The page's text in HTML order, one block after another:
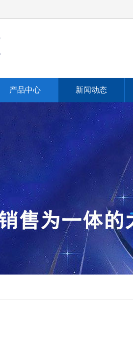
产品中心 新闻动态